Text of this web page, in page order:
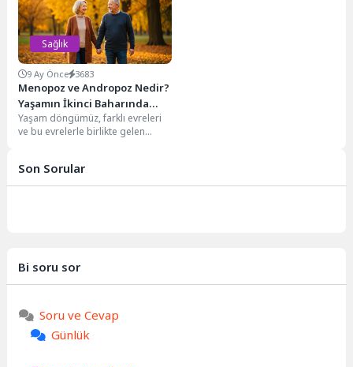
Sağlık
9 Ay Önce 3683
Menopoz ve Andropoz Nedir?
Yaşamın İkinci Baharında
Değişimler
Yaşam döngümüz, farklı evreleri
ve bu evrelerle birlikte gelen
Son Sorular
Bi soru sor
Soru ve Cevap
Günlük